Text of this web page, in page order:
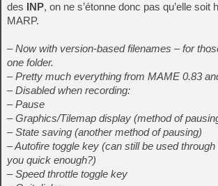
des INP, on ne s’étonne donc pas qu’elle soit
MARP.
– Now with version-based filenames – for
one folder.
– Pretty much everything from MAME 0.83
– Disabled when recording:
– Pause
– Graphics/Tilemap display (method of
– State saving (another method of pausing)
– Autofire toggle key (can still be used
you quick enough?)
– Speed throttle toggle key